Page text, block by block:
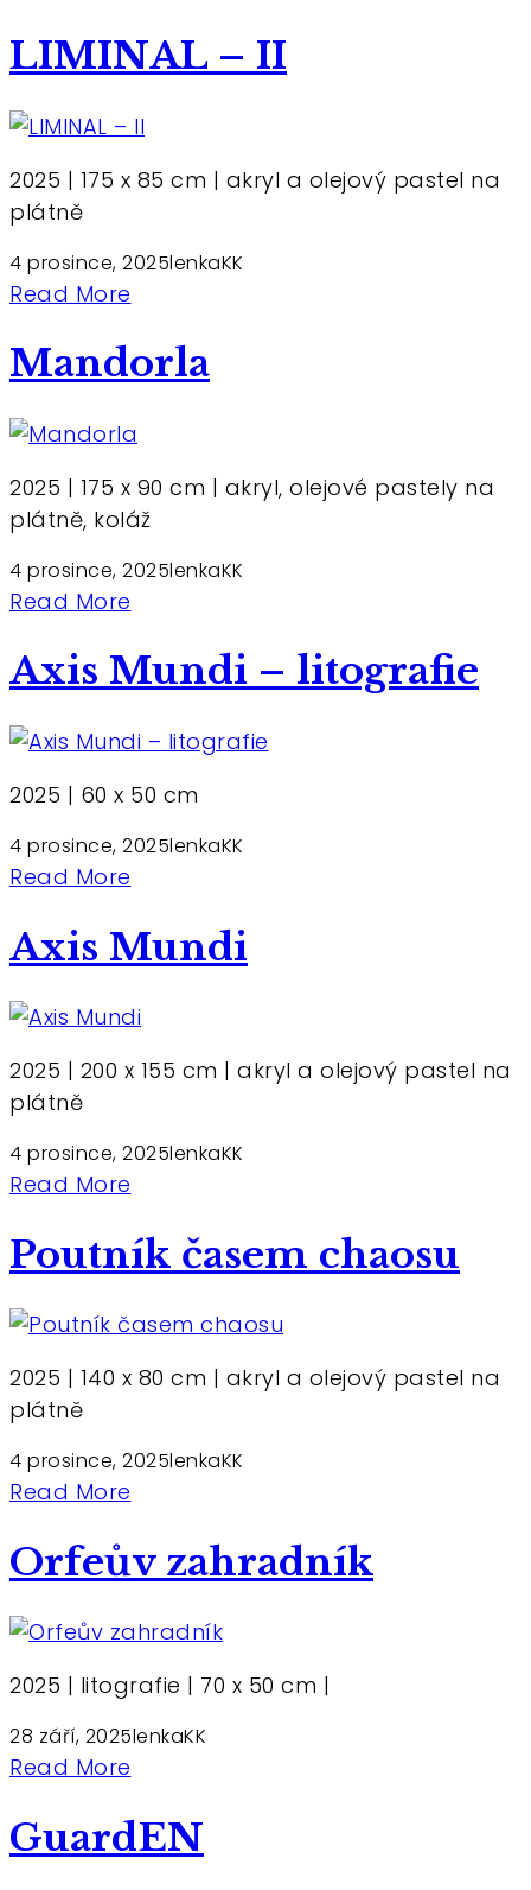
LIMINAL – II
2025 | 175 x 85 cm | akryl a olejový pastel na
plátně
4 prosince, 2025lenkaKK
Read More
Mandorla
2025 | 175 x 90 cm | akryl, olejové pastely na
plátně, koláž
4 prosince, 2025lenkaKK
Read More
Axis Mundi – litografie
2025 | 60 x 50 cm
4 prosince, 2025lenkaKK
Read More
Axis Mundi
2025 | 200 x 155 cm | akryl a olejový pastel na
plátně
4 prosince, 2025lenkaKK
Read More
Poutník časem chaosu
2025 | 140 x 80 cm | akryl a olejový pastel na
plátně
4 prosince, 2025lenkaKK
Read More
Orfeův zahradník
2025 | litografie | 70 x 50 cm |
28 září, 2025lenkaKK
Read More
GuardEN